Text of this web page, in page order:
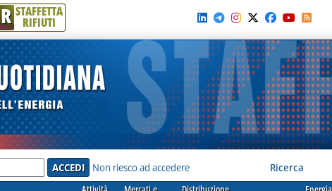
R STAFFETTA
RIFIUTI
Non riesco ad accedere Ricerca